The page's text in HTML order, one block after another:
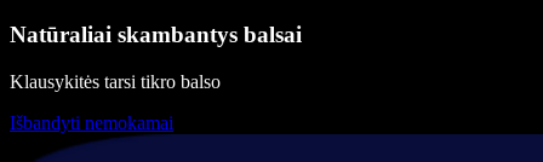
Natūraliai skambantys balsai
Klausykitės tarsi tikro balso
Išbandyti nemokamai